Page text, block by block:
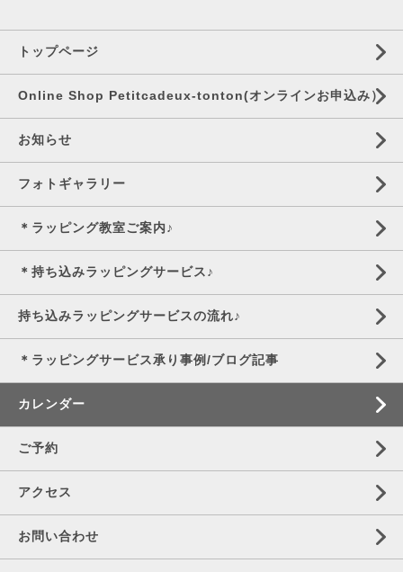
トップページ
Online Shop Petitcadeux-tonton(オンラインお申込み）
お知らせ
フォトギャラリー
＊ラッピング教室ご案内♪
＊持ち込みラッピングサービス♪
持ち込みラッピングサービスの流れ♪
＊ラッピングサービス承り事例/ブログ記事
カレンダー
ご予約
アクセス
お問い合わせ